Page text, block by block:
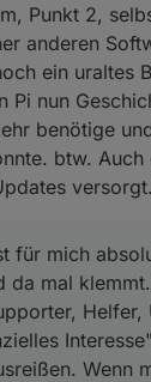
Helfer,
haben und
dann hier viel
immer wieder auf
Adapter
Erklärungen
Punkt 2,
anderen
ein uraltes
Pi nun
benötige
btw.
für mich
da mal
Helfer,
Wenn